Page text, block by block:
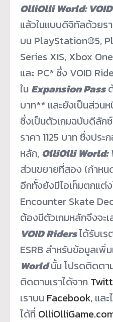
OlliOlli World:
แล้วในแบบดิจิทัลด้วยร
บน PlayStation®5,
Series XIS, Xbox
และ PC* ซึ่ง VOID
ใน Expansion Pass
บาท** และยังเป็นส่วน
ซึ่งเป็นตัวเกมฉบับดีลัก
ราคา 1125 บาท ซึ่งปร
หลัก, OlliOlli World:
ส่วนขยายที่สอง (กำห
อีกทั้งยังมีไอเท็มตกแต่
Encounter Skate
ต้องมีตัวเกมหลักจึงจะ
VOID Ridersได้รับเ
ESRB สำหรับข้อมูลเพิ่
Worldนั้น โปรดติดตา
ติดตามเราได้จาก
เราบน Facebook, แล
ได้ที่